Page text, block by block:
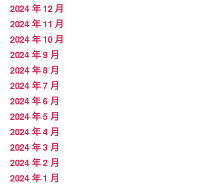
2024 年 12 月
2024 年 11 月
2024 年 10 月
2024 年 9 月
2024 年 8 月
2024 年 7 月
2024 年 6 月
2024 年 5 月
2024 年 4 月
2024 年 3 月
2024 年 2 月
2024 年 1 月